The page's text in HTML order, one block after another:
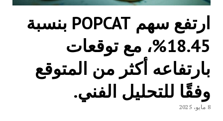
ارتفع سهم POPCAT بنسبة
18.45%، مع توقعات
بارتفاعه أكثر من المتوقع
وفقًا للتحليل الفني.
8 مايو، 2025